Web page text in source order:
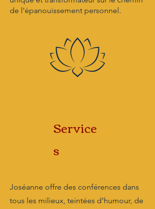
de l'épanouissement personnel.
Service
s
Joséanne offre des conférences dans
tous les milieux, teintées d’humour, de